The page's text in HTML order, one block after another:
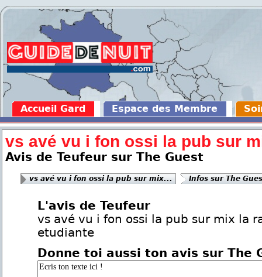
Accueil Gard Espace des Membre
vs avé vu i fon ossi la pub sur
Avis de Teufeur sur The Guest
vs avé vu i fon ossi la pub sur mix... Infos sur The
L'avis de Teufeur
vs avé vu i fon ossi la pub sur mix la
etudiante
Donne toi aussi ton avis sur The